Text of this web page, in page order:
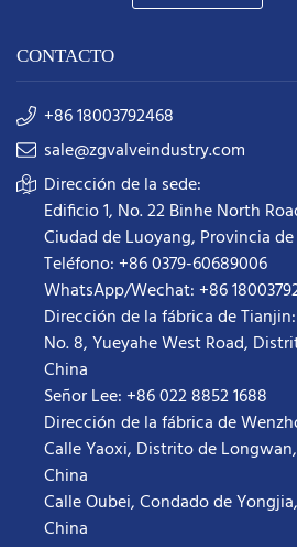
CONTACTO
+86 18003792468
sale@zgvalveindustry.com
Dirección de la sede:
Edificio 1, No. 22 Binhe North
Ciudad de Luoyang, Provincia
Teléfono: +86 0379-60689006
WhatsApp/Wechat: +86
Dirección de la fábrica de Tianjin:
No. 8, Yueyahe West Road,
China
Señor Lee: +86 022 8852 1688
Dirección de la fábrica de
Calle Yaoxi, Distrito de
China
Calle Oubei, Condado de
China